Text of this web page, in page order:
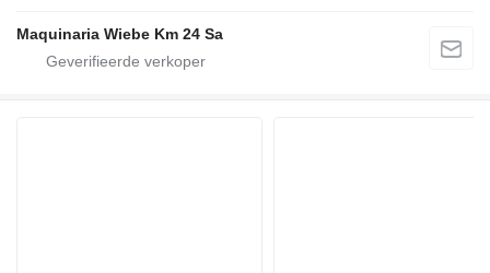
Maquinaria Wiebe Km 24 Sa